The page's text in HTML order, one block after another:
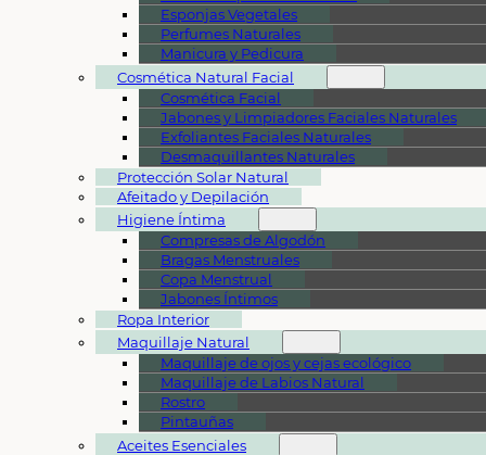
Esponjas Vegetales
Perfumes Naturales
Manicura y Pedicura
Cosmética Natural Facial
Cosmética Facial
Jabones y Limpiadores Faciales Naturales
Exfoliantes Faciales Naturales
Desmaquillantes Naturales
Protección Solar Natural
Afeitado y Depilación
Higiene Íntima
Compresas de Algodón
Bragas Menstruales
Copa Menstrual
Jabones Íntimos
Ropa Interior
Maquillaje Natural
Maquillaje de ojos y cejas ecológico
Maquillaje de Labios Natural
Rostro
Pintauñas
Aceites Esenciales